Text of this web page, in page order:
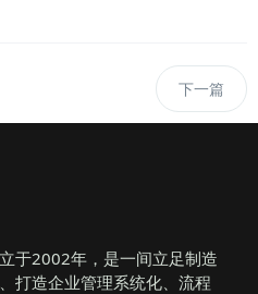
下一篇
于2002年，是一间立足制造
打造企业管理系统化、流程